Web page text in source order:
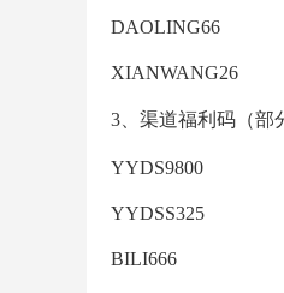
DAOLING66
XIANWANG26
3、渠道福利码（部
YYDS9800
YYDSS325
BILI666